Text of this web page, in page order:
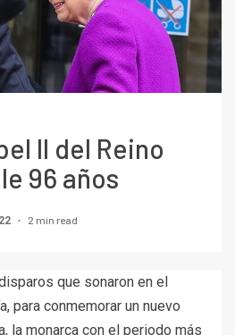
II del Reino
96 años
2 min read
que sonaron en el
para conmemorar un nuevo
la monarca con el periodo más